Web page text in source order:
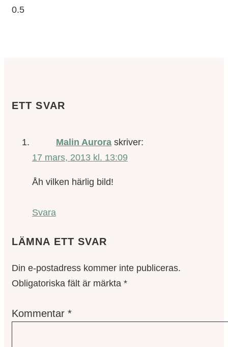
ETT SVAR
Malin Aurora skriver:
17 mars, 2013 kl. 13:09
Åh vilken härlig bild!
Svara
LÄMNA ETT SVAR
Din e-postadress kommer inte publiceras.
Obligatoriska fält är märkta *
Kommentar *